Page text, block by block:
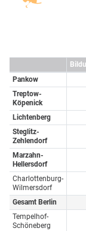
Pankow
Treptow-
Köpenick
Lichtenberg
Steglitz-
Zehlendorf
Marzahn-
Hellersdorf
Charlottenburg-
Wilmersdorf
Gesamt Berlin
Tempelhof-
Schöneberg